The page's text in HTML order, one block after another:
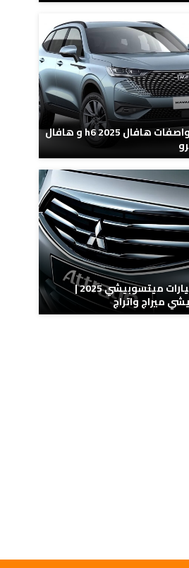
سعر ومواصفات هافال h6 2025 و هافال
اسعار سيارات ميتسوبيشي 2025 |
ميراج واتراج